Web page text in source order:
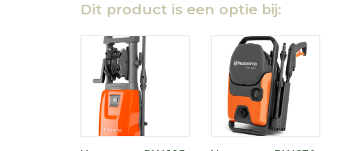
Dit product is een optie bij: